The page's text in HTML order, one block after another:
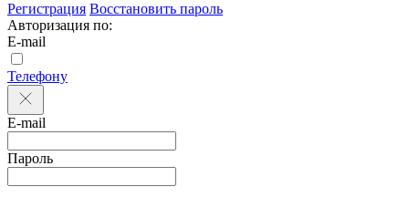
Регистрация Восстановить пароль
Авторизация по:
E-mail
Телефону
E-mail
Пароль